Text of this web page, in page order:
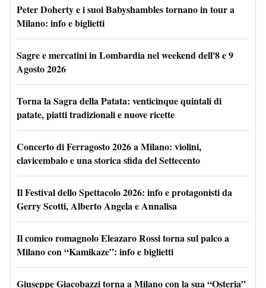
Peter Doherty e i suoi Babyshambles tornano in tour a
Milano: info e biglietti
Sagre e mercatini in Lombardia nel weekend dell'8 e 9
Agosto 2026
Torna la Sagra della Patata: venticinque quintali di
patate, piatti tradizionali e nuove ricette
Concerto di Ferragosto 2026 a Milano: violini,
clavicembalo e una storica sfida del Settecento
Il Festival dello Spettacolo 2026: info e protagonisti da
Gerry Scotti, Alberto Angela e Annalisa
Il comico romagnolo Eleazaro Rossi torna sul palco a
Milano con “Kamikaze”: info e biglietti
Giuseppe Giacobazzi torna a Milano con la sua “Osteria”